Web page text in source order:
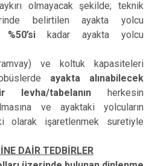
olmayacak şekilde; teknik
belirtilen ayakta yolcu
%50’sikadar ayakta yolcu
ve koltuk kapasiteleri
ayakta alınabilecek
levha/tabelanın herkesin
ve ayaktaki yolcuların
olarak işaretlenmek suretiyle
DAİR TEDBİRLER